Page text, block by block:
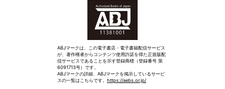
ABJマークは、この電子書店・電子書籍配信サービス
が、著作権者からコンテンツ使用許諾を得た正規版配
信サービスであることを示す登録商標（登録番号 第
6091713号）です。
ABJマークの詳細、ABJマークを掲示しているサービ
スの一覧はこちらです。 https://aebs.or.jp/